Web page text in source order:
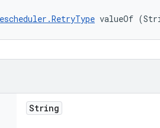
valueOf
String